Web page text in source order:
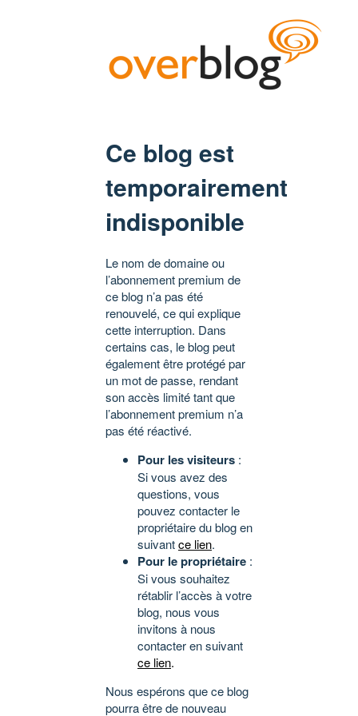
Ce blog est
temporairement
indisponible
Le nom de domaine ou
l’abonnement premium de
ce blog n’a pas été
renouvelé, ce qui explique
cette interruption. Dans
certains cas, le blog peut
également être protégé par
un mot de passe, rendant
son accès limité tant que
l’abonnement premium n’a
pas été réactivé.
Pour les visiteurs :
Si vous avez des
questions, vous
pouvez contacter le
propriétaire du blog en
suivantce lien.
Pour le propriétaire :
Si vous souhaitez
rétablir l’accès à votre
blog, nous vous
invitons à nous
contacter en suivant
ce lien.
Nous espérons que ce blog
pourra être de nouveau